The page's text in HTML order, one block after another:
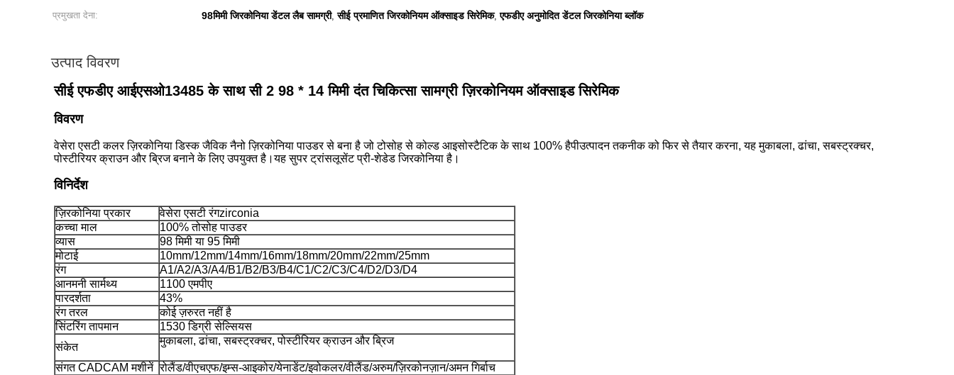
प्रमुखता देना:
98मिमी जिरकोनिया डेंटल लैब सामग्री,सीई प्रमाणित जिरकोनियम ऑक्साइड सिरेमिक,एफडीए अनुमोदित डेंटल जिरकोनिया ब्लॉक
उत्पाद विवरण
सीई एफडीए आईएसओ13485 के साथ सी 2 98 * 14 मिमी दंत चिकित्सा सामग्री ज़िरकोनियम ऑक्साइड सिरेमिक
विवरण
वेसेरा एसटी कलर ज़िरकोनिया डिस्क जैविक नैनो ज़िरकोनिया पाउडर से बना है जो टोसोह से कोल्ड आइसोस्टैटिक के साथ 100% हैपीउत्पादन तकनीक को फिर से तैयार करना, यह मुकाबला, ढांचा, सबस्ट्रक्चर,
पोस्टीरियर क्राउन और ब्रिज बनाने के लिए उपयुक्त है।यह सुपर ट्रांसलूसेंट प्री-शेडेड जिरकोनिया है।
विनिर्देश
ज़िरकोनिया प्रकार वेसेरा एसटी रंगzirconia
कच्चा माल
100% तोसोह पाउडर
व्यास
98 मिमी या 95 मिमी
मोटाई
10mm/12mm/14mm/16mm/18mm/20mm/22mm/25mm
रंग
A1/A2/A3/A4/B1/B2/B3/B4/C1/C2/C3/C4/D2/D3/D4
आनमनी सार्मथ्य
1100 एमपीए
पारदर्शता
43%
रंग तरल
कोई ज़रुरत नहीं है
सिंटरिंग तापमान
1530 डिग्री सेल्सियस
संकेत
मुकाबला, ढांचा, सबस्ट्रक्चर, पोस्टीरियर क्राउन और ब्रिज
संगत CADCAM मशीनें रोलैंड/वीएचएफ/इम्स-आइकोर/येनाडेंट/इवोकलर/वीलैंड/अरुम/ज़िरकोनज़ान/अमन गिर्बाच